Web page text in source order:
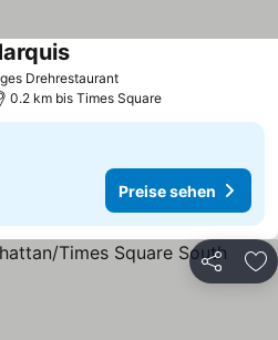
Drehrestaurant
0.2 km bis Times Square
Preise sehen
Teilen